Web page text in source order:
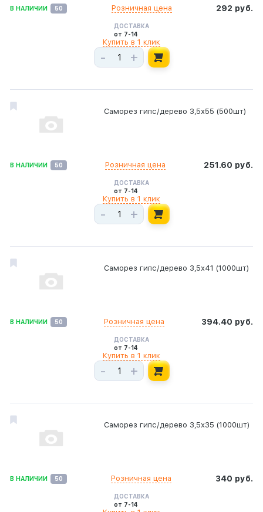
В НАЛИЧИИ 50 292 руб.
Розничная цена
ДОСТАВКА
от 7-14
- +
Купить в 1 клик
Саморез гипс/дерево 3,5х55 (500шт)
В НАЛИЧИИ 50 251.60 руб.
Розничная цена
ДОСТАВКА
от 7-14
- +
Купить в 1 клик
Саморез гипс/дерево 3,5х41 (1000шт)
В НАЛИЧИИ 50 394.40 руб.
Розничная цена
ДОСТАВКА
от 7-14
- +
Купить в 1 клик
Саморез гипс/дерево 3,5х35 (1000шт)
В НАЛИЧИИ 50 340 руб.
Розничная цена
ДОСТАВКА
от 7-14